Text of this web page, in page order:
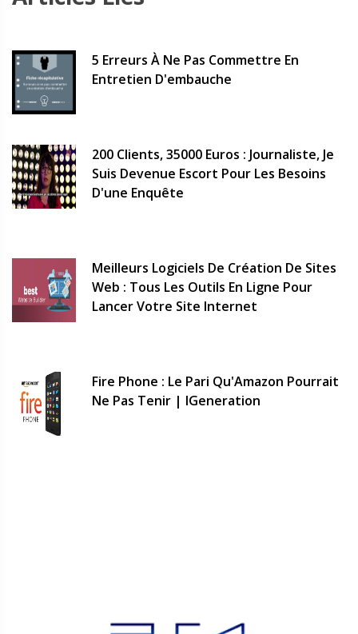
5 Erreurs À Ne Pas Commettre En
Entretien D'embauche
200 Clients, 35000 Euros : Journaliste, Je
Suis Devenue Escort Pour Les Besoins
D'une Enquête
Meilleurs Logiciels De Création De Sites
Web : Tous Les Outils En Ligne Pour
Lancer Votre Site Internet
Fire Phone : Le Pari Qu'Amazon Pourrait
Ne Pas Tenir | IGeneration